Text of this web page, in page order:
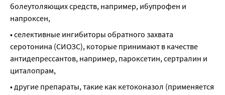
болеутоляющих средств, например, ибупрофен и
напроксен,
• селективные ингибиторы обратного захвата
серотонина (СИОЗС), которые принимают в качестве
антидепрессантов, например, пароксетин, сертралин и
циталопрам,
• другие препараты, такие как кетоконазол (применяется